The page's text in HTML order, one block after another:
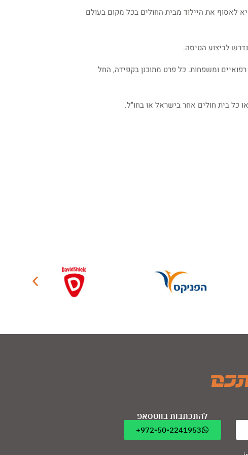
לאסוף את היילוד מבית החולים בכל מקום בעולם
לביצוע הטיסה.
ומשפחות. כל פרט מתוכנן בקפידה, החל
כל בית חולים אחר בישראל או בחו"ל.
להתכתבות בווטסאפ
972-50-2241953+